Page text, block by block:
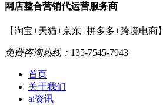
网店整合营销代运营服务商
【淘宝+天猫+京东+拼多多+跨境电商】
免费咨询热线： 135-7545-7943
首页
关于我们
ai资讯